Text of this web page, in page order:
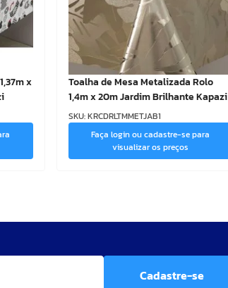
x
Toalha de Mesa Metalizada Rolo
1,4m x 20m Jardim Brilhante Kapazi
SKU:KRCDRLTMMETJAB1
Faça login ou cadastre-se para
visualizar os preços
Cadastre-se